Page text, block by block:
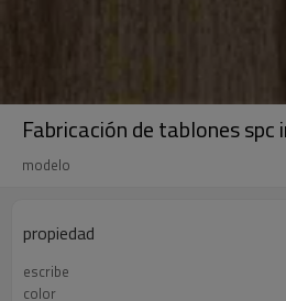
Fabricación de tablones
modelo
propiedad
escribe
color